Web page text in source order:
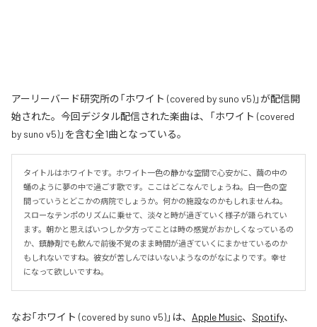
アーリーバード研究所の「ホワイト (covered by suno v5)」が配信開
始された。今回デジタル配信された楽曲は、「ホワイト (covered
by suno v5)」を含む全1曲となっている。
タイトルはホワイトです。ホワイト一色の静かな空間で心安かに、繭の中の
蛹のように夢の中で過ごす歌です。ここはどこなんでしょうね。白一色の空
間っていうとどこかの病院でしょうか。何かの施設なのかもしれませんね。
スローなテンポのリズムに乗せて、淡々と時が過ぎていく様子が語られてい
ます。朝かと思えばいつしか夕方ってことは時の感覚がおかしくなっているの
か、鎮静剤でも飲んで前後不覚のまま時間が過ぎていくにまかせているのか
もしれないですね。彼女が苦しんではいないようなのがなによりです。幸せ
になって欲しいですね。
なお「ホワイト (covered by suno v5)」は、 Apple Music、 Spotify、